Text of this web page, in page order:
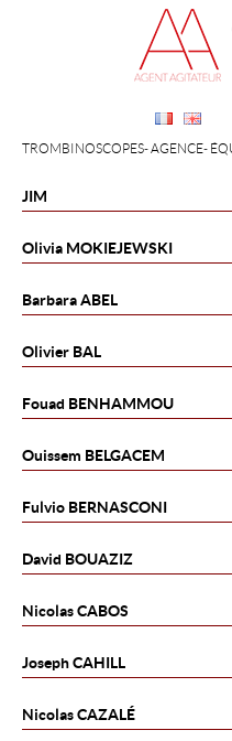
JIM
Olivia MOKIEJEWSKI
BarbaraABEL
Olivier BAL
Fouad BENHAMMOU
Ouissem BELGACEM
Fulvio BERNASCONI
David BOUAZIZ
NicolasCABOS
JosephCAHILL
NicolasCAZALÉ
TROMBINOSCOPES AGENCE